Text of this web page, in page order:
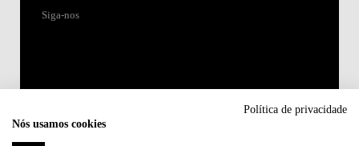
Siga-nos
Política de privacidade
Nós usamos cookies